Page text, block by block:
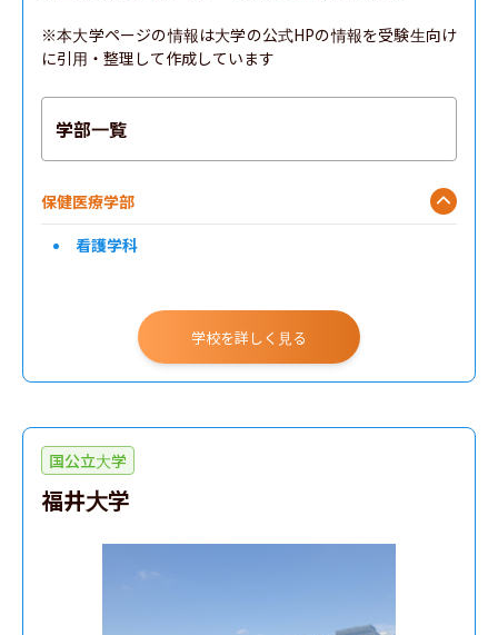
※本大学ページの情報は大学の公式HPの情報を受験生向け
に引用・整理して作成しています
学部一覧
保健医療学部
看護学科
学校を詳しく見る
国公立大学
福井大学